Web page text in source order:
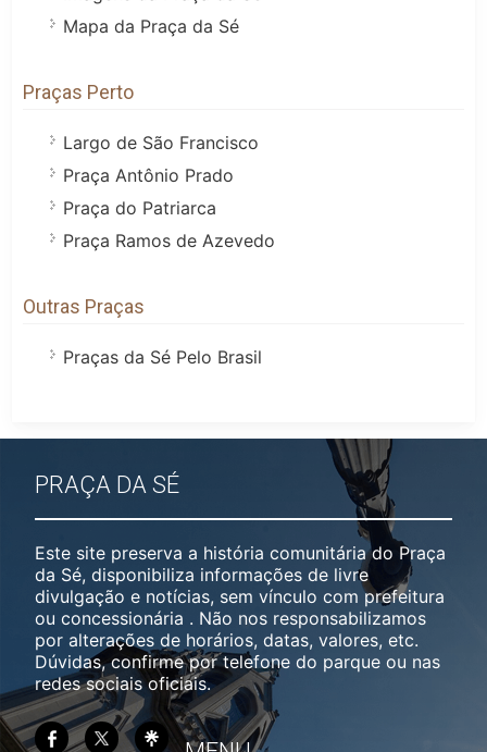
Mapa da Praça da Sé
Praças Perto
Largo de São Francisco
Praça Antônio Prado
Praça do Patriarca
Praça Ramos de Azevedo
Outras Praças
Praças da Sé Pelo Brasil
PRAÇA DA SÉ
Este site preserva a história comunitária do Praça
da Sé, disponibiliza informações de livre
divulgação e notícias, sem vínculo com prefeitura
ou concessionária . Não nos responsabilizamos
por alterações de horários, datas, valores, etc.
Dúvidas, confirme por telefone do parque ou nas
redes sociais oficiais.